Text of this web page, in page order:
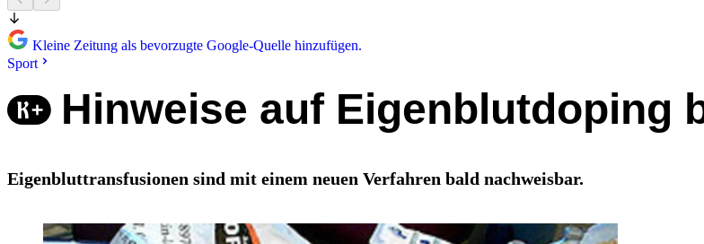
Kleine Zeitung als bevorzugte Google-Quelle hinzufügen.
Sport
Hinweise auf Eigenblutdoping
Eigenbluttransfusionen sind mit einem neuen Verfahren bald nachweisbar.